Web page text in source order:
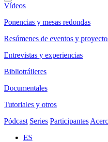
Vídeos
Ponencias y mesas redondas
Resúmenes de eventos y
Entrevistas y experiencias
Bibliotráileres
Documentales
Tutoriales y otros
Pódcast Series Participantes
ES